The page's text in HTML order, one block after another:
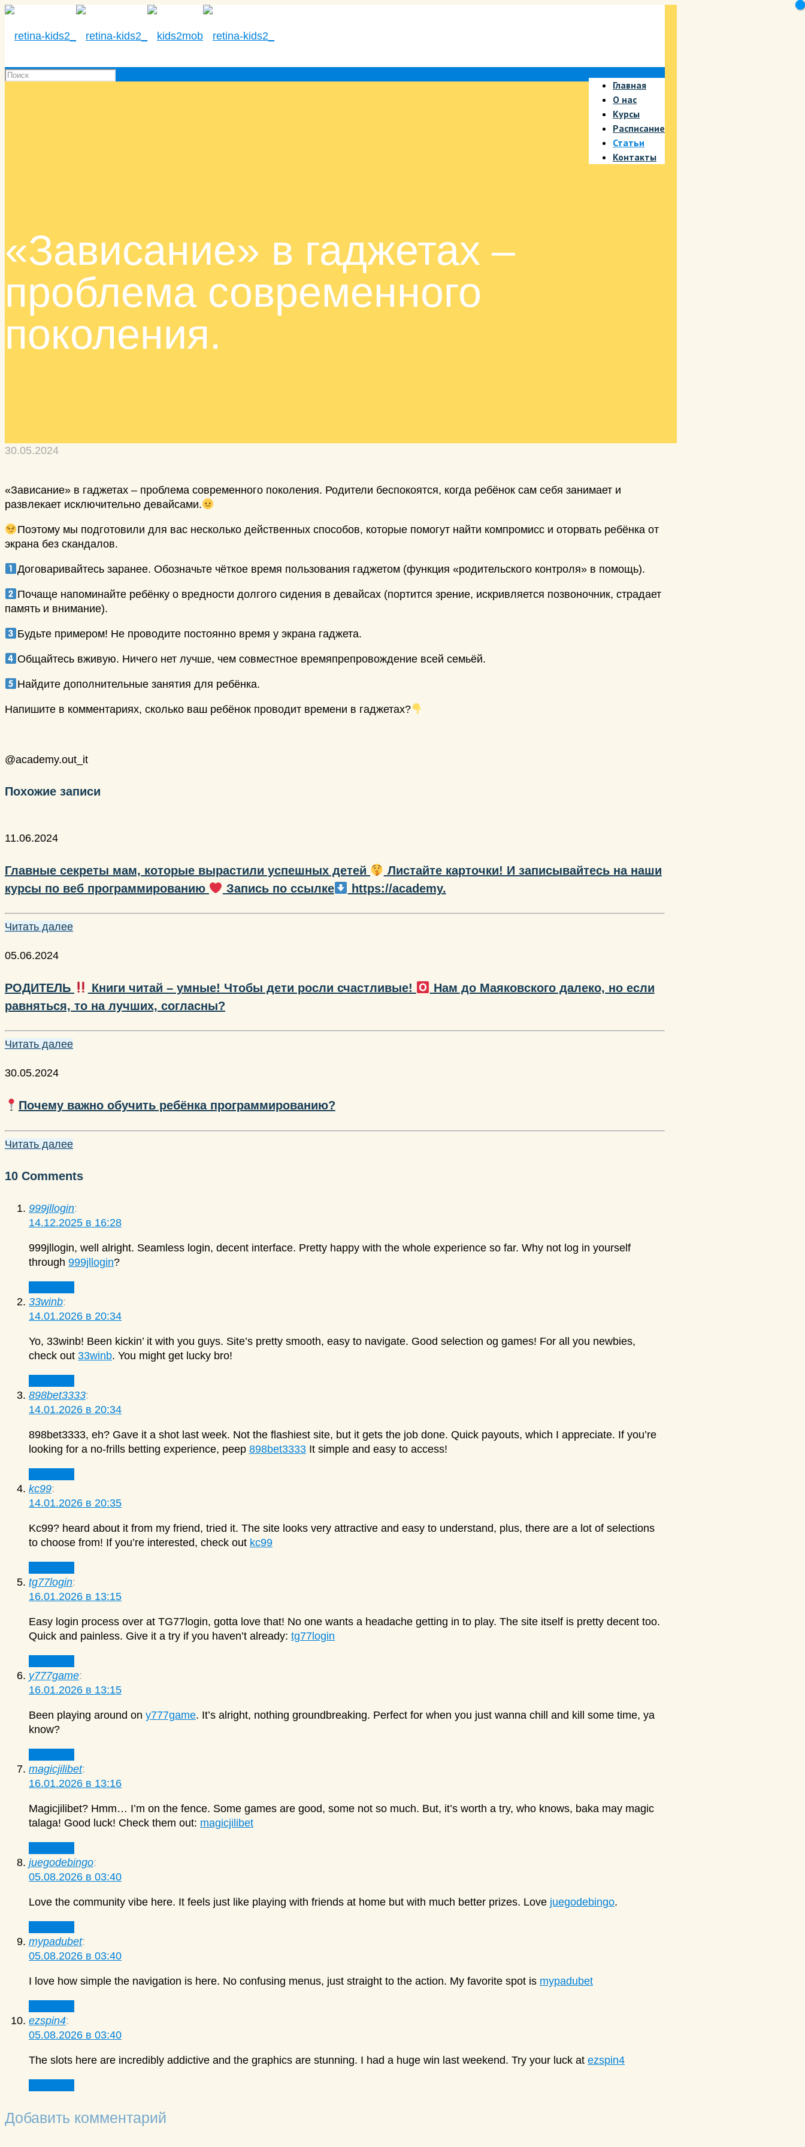
Главная
О нас
Курсы
Расписание
Статьи
Контакты
«Зависание» в гаджетах –
проблема современного
поколения.
30.05.2024
«Зависание» в гаджетах – проблема современного поколения. Родители беспокоятся, когда ребёнок сам себя занимает и
развлекает исключительно девайсами.
Поэтому мы подготовили для вас несколько действенных способов, которые помогут найти компромисс и оторвать ребёнка от
экрана без скандалов.
Договаривайтесь заранее. Обозначьте чёткое время пользования гаджетом (функция «родительского контроля» в помощь).
Почаще напоминайте ребёнку о вредности долгого сидения в девайсах (портится зрение, искривляется позвоночник, страдает
память и внимание).
Будьте примером! Не проводите постоянно время у экрана гаджета.
Общайтесь вживую. Ничего нет лучше, чем совместное времяпрепровождение всей семьёй.
Найдите дополнительные занятия для ребёнка.
Напишите в комментариях, сколько ваш ребёнок проводит времени в гаджетах?
@academy.out_it
Похожие записи
11.06.2024
Главные секреты мам, которые вырастили успешных детей
Листайте карточки! И записывайтесь на наши
курсы по веб программированию
Запись по ссылке https://academy.
Читать далее
05.06.2024
РОДИТЕЛЬ Книги читай – умные! Чтобы дети росли счастливые!
Нам до Маяковского далеко, но если
равняться, то на лучших, согласны?
Читать далее
30.05.2024
Почему важно обучить ребёнка программированию?
Читать далее
10 Comments
999jllogin:
14.12.2025 в 16:28
999jllogin, well alright. Seamless login, decent interface. Pretty happy with the whole experience so far. Why not log in yourself
through 999jllogin?
33winb:
14.01.2026 в 20:34
Yo, 33winb! Been kickin’ it with you guys. Site’s pretty smooth, easy to navigate. Good selection og games! For all you newbies,
check out 33winb. You might get lucky bro!
898bet3333:
14.01.2026 в 20:34
898bet3333, eh? Gave it a shot last week. Not the flashiest site, but it gets the job done. Quick payouts, which I appreciate. If you’re
looking for a no-frills betting experience, peep 898bet3333 It simple and easy to access!
kc99:
14.01.2026 в 20:35
Kc99? heard about it from my friend, tried it. The site looks very attractive and easy to understand, plus, there are a lot of selections
to choose from! If you’re interested, check out kc99
tg77login:
16.01.2026 в 13:15
Easy login process over at TG77login, gotta love that! No one wants a headache getting in to play. The site itself is pretty decent too.
Quick and painless. Give it a try if you haven’t already: tg77login
y777game:
16.01.2026 в 13:15
Been playing around on y777game. It’s alright, nothing groundbreaking. Perfect for when you just wanna chill and kill some time, ya
know?
magicjilibet:
16.01.2026 в 13:16
Magicjilibet? Hmm… I’m on the fence. Some games are good, some not so much. But, it’s worth a try, who knows, baka may magic
talaga! Good luck! Check them out: magicjilibet
juegodebingo:
05.08.2026 в 03:40
Love the community vibe here. It feels just like playing with friends at home but with much better prizes. Love juegodebingo.
mypadubet:
05.08.2026 в 03:40
I love how simple the navigation is here. No confusing menus, just straight to the action. My favorite spot is mypadubet
ezspin4:
05.08.2026 в 03:40
The slots here are incredibly addictive and the graphics are stunning. I had a huge win last weekend. Try your luck at ezspin4
Добавить комментарий